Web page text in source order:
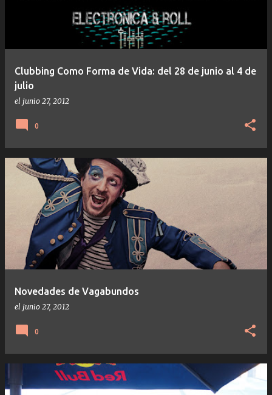
Clubbing Como Forma de Vida: del 28 de junio al 4 de
julio
el junio 27, 2012
0
Novedades de Vagabundos
el junio 27, 2012
0